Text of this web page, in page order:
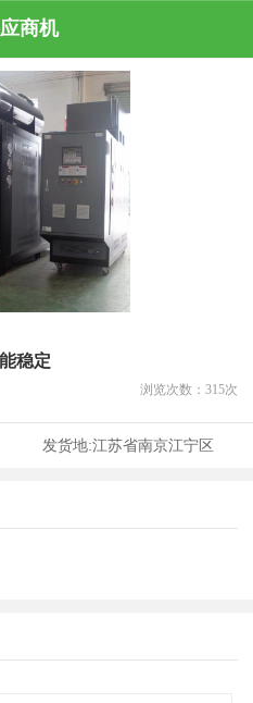
商机
稳定
浏览次数： 315次
发货地:江苏省南京江宁区